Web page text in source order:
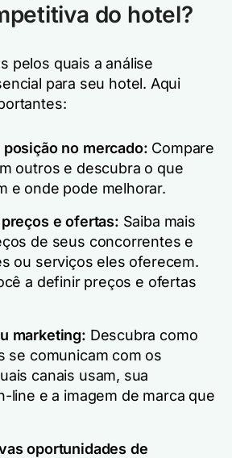
do hotel?
pelos quais a análise
para seu hotel. Aqui
posição no mercado: Compare
outros e descubra o que
e onde pode melhorar.
e ofertas: Saiba mais
de seus concorrentes e
ou serviços eles oferecem.
a definir preços e ofertas
marketing: Descubra como
se comunicam com os
canais usam, sua
line e a imagem de marca que
oportunidades de